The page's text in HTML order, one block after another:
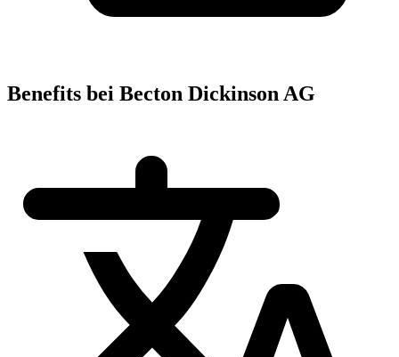
Benefits bei Becton Dickinson AG